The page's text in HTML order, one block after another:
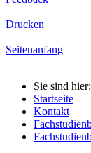
Drucken
Seitenanfang
Sie sind hier:
Startseite
Kontakt